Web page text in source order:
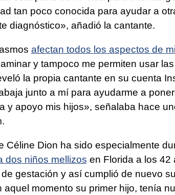
tan poco conocida para ayudar a
diagnóstico», añadió la cantante.
afectan todos los aspectos de
y tampoco me permiten usar
la propia cantante en su cuenta
junto a mí para ayudarme a
y apoyo mis hijos», señalaba hace
Céline Dion ha sido especialmente
dos niños mellizos en Florida a los 42
gestación y así cumplió de nuevo
aquel momento su primer hijo, tenía